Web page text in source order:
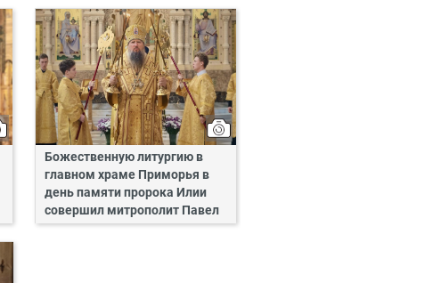
Божественную литургию в
главном храме Приморья в
день памяти пророка Илии
совершил митрополит Павел